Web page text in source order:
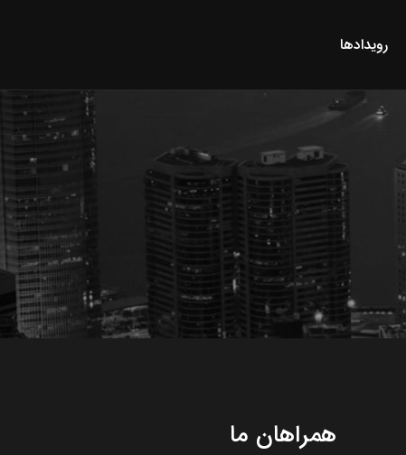
رویدادها
همراهان ما